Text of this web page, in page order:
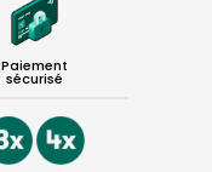
Paiement
sécurisé